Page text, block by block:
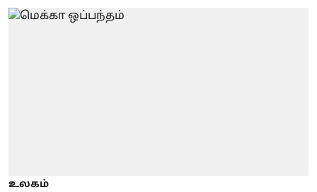
உலகம்